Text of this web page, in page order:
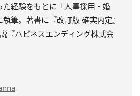
た経験をもとに「人事採用・婚
筆。著書に『改訂版 確実内定』
説『ハピネスエンディング株式会